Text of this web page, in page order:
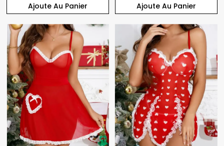
Ajoute Au Panier Ajoute Au Panier